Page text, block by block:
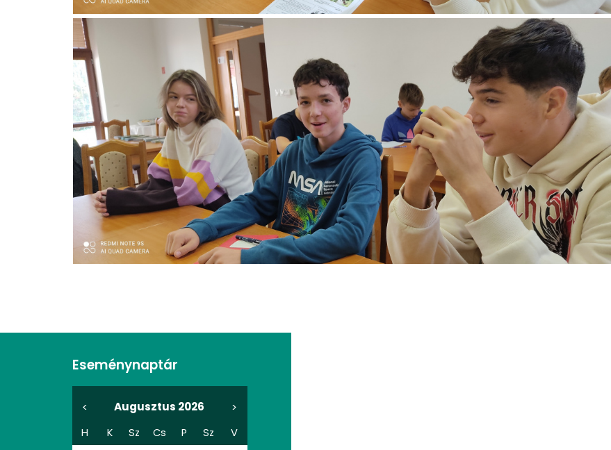
Eseménynaptár
< Augusztus 2026
>
H
K Sz Cs P Sz
V